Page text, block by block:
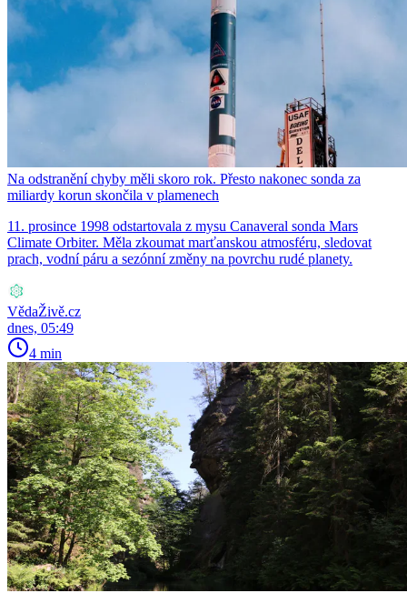
Na odstranění chyby měli skoro rok. Přesto nakonec sonda za
miliardy korun skončila v plamenech
11. prosince 1998 odstartovala z mysu Canaveral sonda Mars
Climate Orbiter. Měla zkoumat marťanskou atmosféru, sledovat
prach, vodní páru a sezónní změny na povrchu rudé planety.
VědaŽivě.cz
dnes, 05:49
4 min